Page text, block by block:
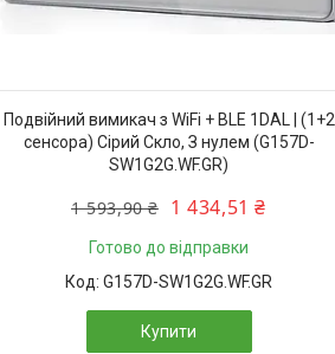
Подвійний вимикач з WiFi + BLE 1DAL | (1+2
сенсора) Сірий Скло, З нулем (G157D-
SW1G2G.WF.GR)
1 593,90 ₴ 1 434,51 ₴
Готово до відправки
G157D-SW1G2G.WF.GR
Купити